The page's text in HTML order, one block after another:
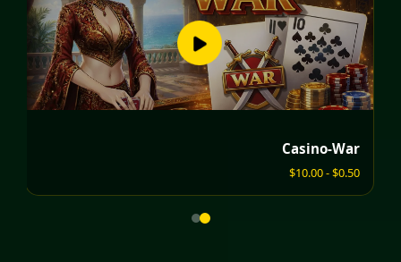
Casino-War
$0.50 - $10.00